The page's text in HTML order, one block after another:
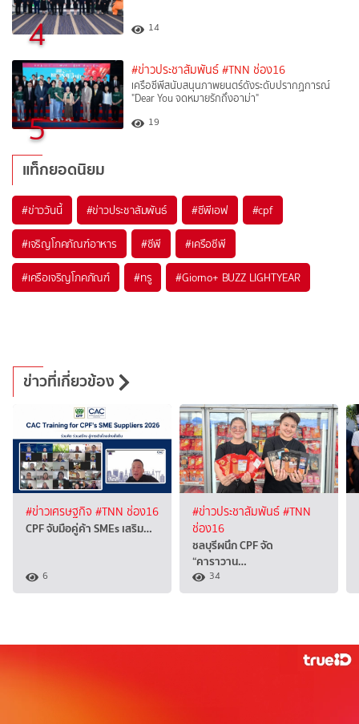
4 14
5
#ข่าวประชาสัมพันธ์ #TNN ช่อง16
เครือซีพีสนับสนุนภาพยนตร์ดังระดับปรากฏการณ์
"Dear You จดหมายรักถึงอาม่า"
19
แท็กยอดนิยม
#ข่าววันนี้ #ข่าวประชาสัมพันธ์ #ซีพีเอฟ #cpf
#เจริญโภคภัณฑ์อาหาร #ซีพี #เครือซีพี
#เครือเจริญโภคภัณฑ์ #ทรู #Giorno+ BUZZ LIGHTYEAR
ข่าวที่เกี่ยวข้อง
#ข่าวเศรษฐกิจ #TNN ช่อง16
CPF จับมือคู่ค้า SMEs เสริม…
6
#ข่าวประชาสัมพันธ์#TNN
ช่อง16
ชลบุรีผนึก CPF จัด
“คาราวาน…
34